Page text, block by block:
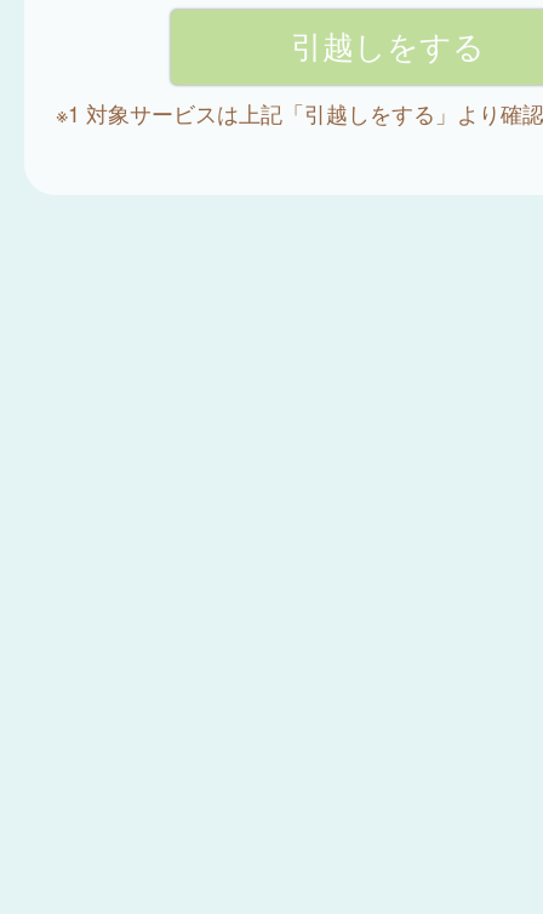
※1 対象サービスは上記「引越しをする」より確